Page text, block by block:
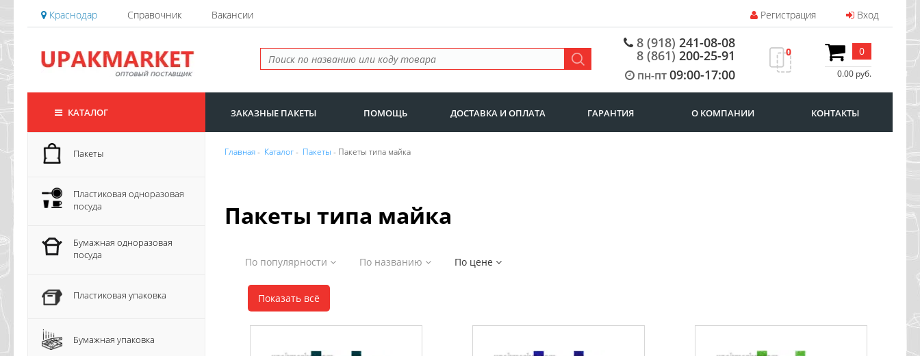
Краснодар Справочник Вакансии Регистрация Вход
8 (918) 241-08-08
8 (861) 200-25-91
пн-пт09:00-17:00
0 0
0.00 руб.
КАТАЛОГ ЗАКАЗНЫЕ ПАКЕТЫ ПОМОЩЬ ДОСТАВКА И ОПЛАТА ГАРАНТИЯ О КОМПАНИИ КОНТАКТЫ
Пакеты
Пластиковая одноразовая
посуда
Бумажная одноразовая
посуда
Пластиковая упаковка
Бумажная упаковка
Главная- Каталог- Пакеты - Пакеты типа майка
Пакеты типа майка
По популярности По названию По цене
Показать всё